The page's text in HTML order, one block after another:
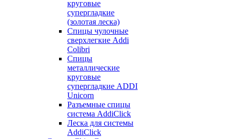
круговые
супергладкие
(золотая леска)
Спицы чулочные
сверхлегкие Addi
Colibri
Спицы
металлические
круговые
супергладкие ADDI
Unicorn
Разъемные спицы
система AddiClick
Леска для системы
AddiClick